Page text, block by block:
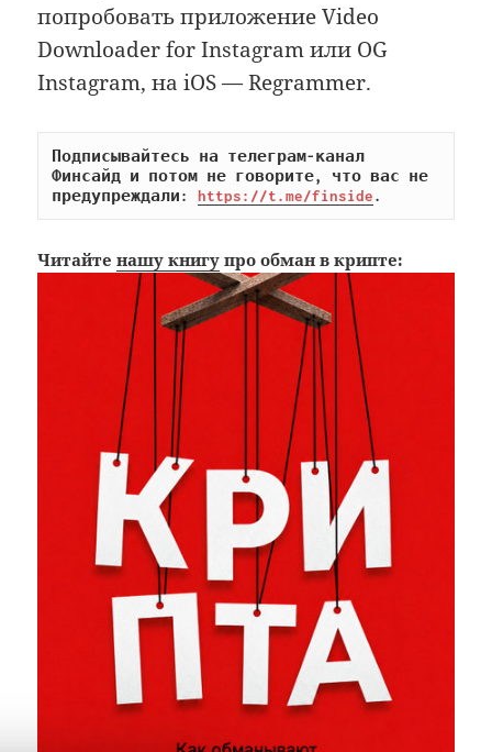
попробовать приложение Video
Downloader for Instagram или OG
Instagram, на iOS — Regrammer.
Подписывайтесь на телеграм-канал
Финсайд и потом не говорите, что вас не
предупреждали: https://t.me/finside.
Читайтенашу книгу про обман в крипте: